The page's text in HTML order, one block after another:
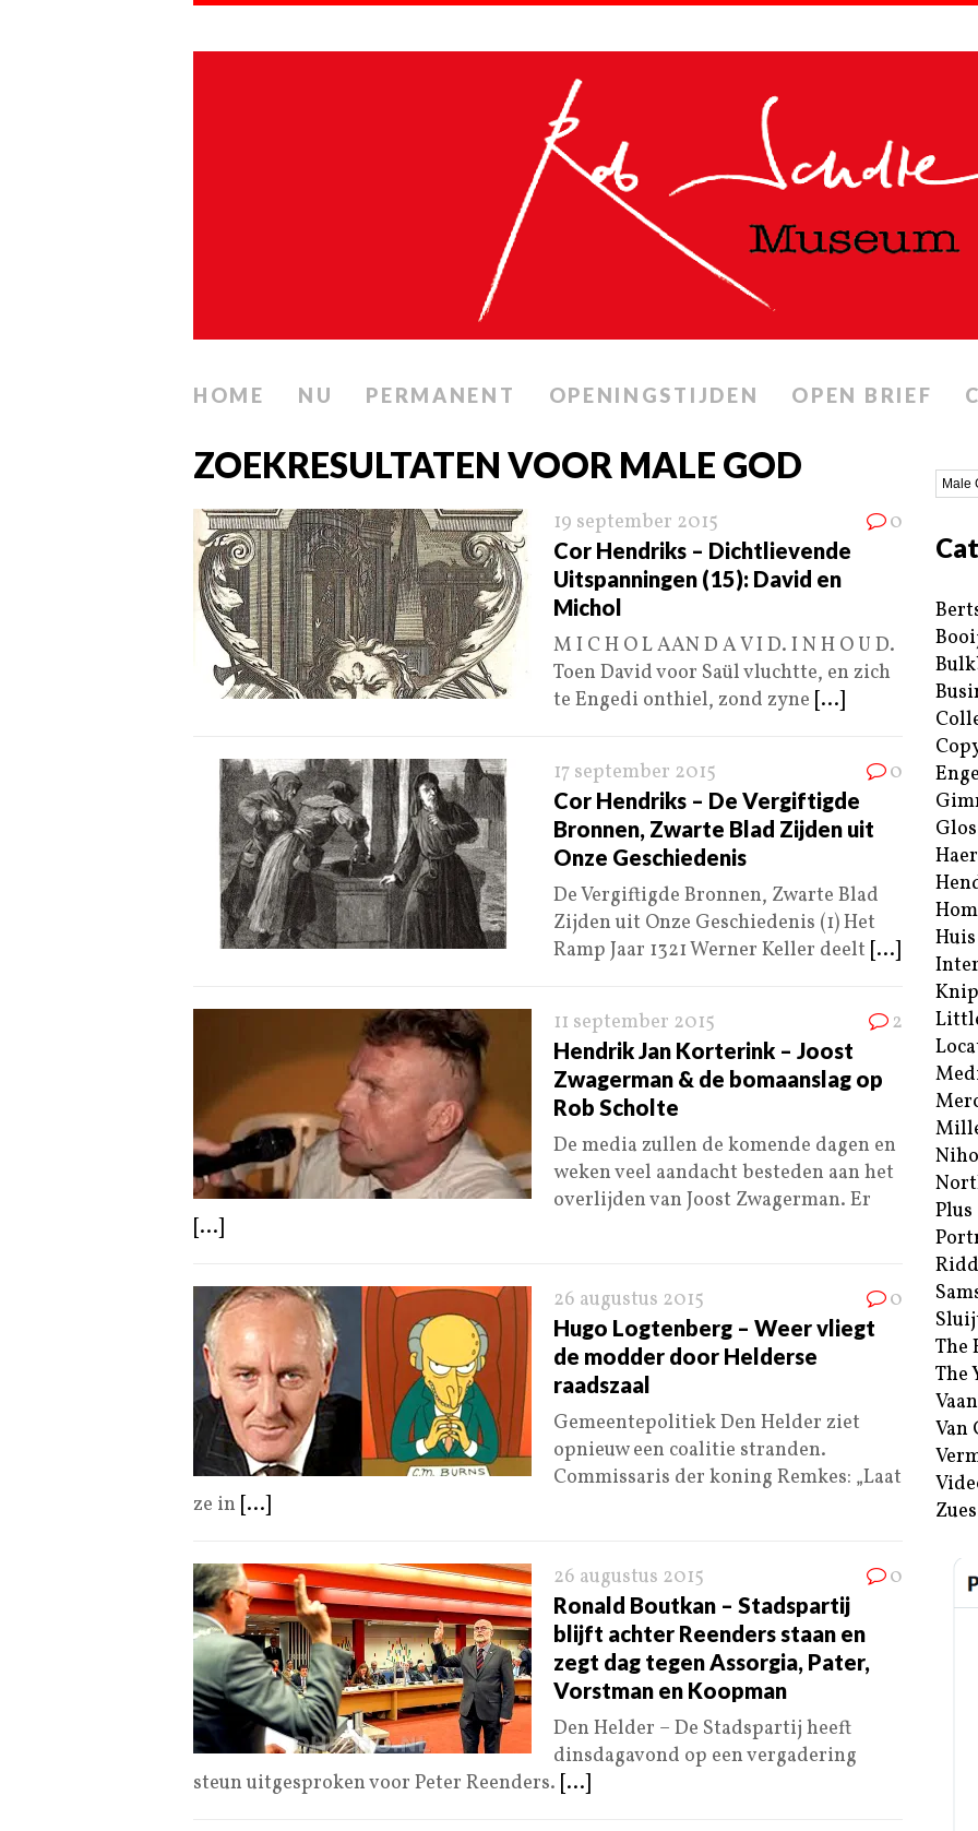
HOME NU PERMANENT OPENINGSTIJDEN OPEN BRIEF
ZOEKRESULTATEN VOOR MALE GOD
19 september 2015 0
Cor Hendriks – Dichtlievende
Uitspanningen (15): David en
Michol
M I C H O L AAN D A V I D. I N H O U D.
Toen David voor Saül vluchtte, en zich
te Engedi onthiel, zond zyne [...]
17 september 2015 0
Cor Hendriks – De Vergiftigde
Bronnen, Zwarte Blad Zijden uit
Onze Geschiedenis
De Vergiftigde Bronnen, Zwarte Blad
Zijden uit Onze Geschiedenis (1) Het
Ramp Jaar 1321 Werner Keller deelt [...]
11 september 2015 2
Hendrik Jan Korterink – Joost
Zwagerman & de bomaanslag op
Rob Scholte
De media zullen de komende dagen en
weken veel aandacht besteden aan het
overlijden van Joost Zwagerman. Er
[...]
26 augustus 2015 0
Hugo Logtenberg – Weer vliegt
de modder door Helderse
raadszaal
Gemeentepolitiek Den Helder ziet
opnieuw een coalitie stranden.
Commissaris der koning Remkes: „Laat
ze in [...]
26 augustus 2015 0
Ronald Boutkan – Stadspartij
blijft achter Reenders staan en
zegt dag tegen Assorgia, Pater,
Vorstman en Koopman
Den Helder – De Stadspartij heeft
dinsdagavond op een vergadering
steun uitgesproken voor Peter Reenders. [...]
Plus
The
The
Van